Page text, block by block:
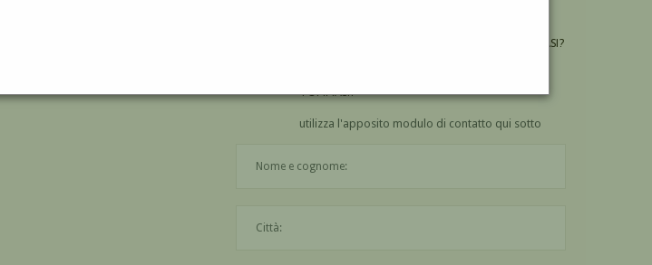
UN'OPERA DI ANGIOLO TOMMASI?
TOMMASI?
utilizza l'apposito modulo di contatto qui sotto